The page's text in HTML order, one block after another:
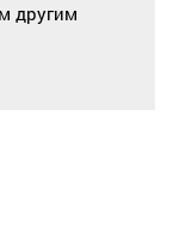
другим